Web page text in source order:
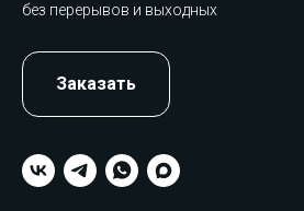
без перерывов и выходных
Заказать